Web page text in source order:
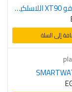
سماعة لينوفو XT90 اللاسلكية بلوتوث، التحكم باللمس، سماعات ستيريو ابيض – AIRPODS LENOVO XT90 WHITE
إلى السلة